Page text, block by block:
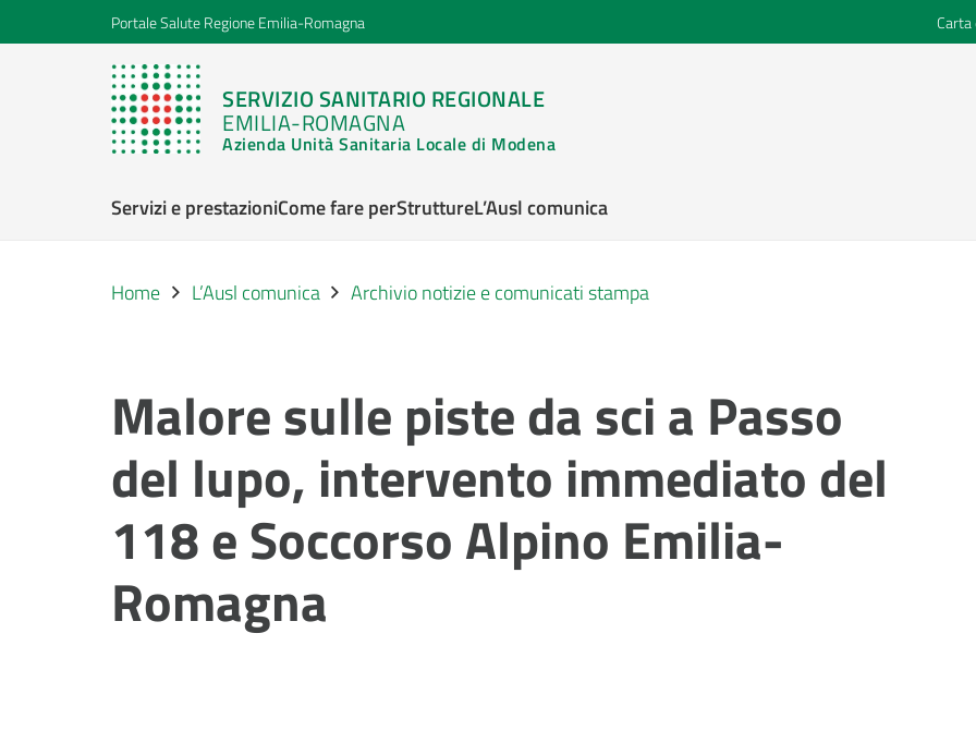
Portale Salute Regione Emilia-Romagna Carta
SERVIZIO SANITARIO REGIONALE
EMILIA-ROMAGNA
Azienda Unità Sanitaria Locale di Modena
Servizi e prestazioniCome fare perStruttureL’Ausl comunica
Home L’Ausl comunica Archivio notizie e comunicati stampa
Malore sulle piste da sci a Passo
del lupo, intervento immediato del
118 e Soccorso Alpino Emilia-
Romagna